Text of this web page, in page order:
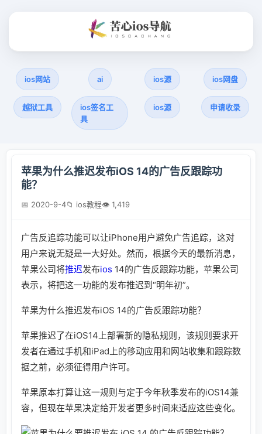
ios网站 ai ios源 ios网盘
越狱工具
ios签名工
具
ios源 申请收录
苹果为什么推迟发布iOS 14的广告反跟踪功
能？
📅 2020-9-4📁 ios教程👁 1,419
广告反追踪功能可以让iPhone用户避免广告追踪，这对
用户来说无疑是一大好处。然而，根据今天的最新消息，
苹果公司将推迟发布ios 14的广告反跟踪功能，苹果公司
表示，将把这一功能的发布推迟到“明年初”。
苹果为什么推迟发布iOS 14的广告反跟踪功能？
苹果推迟了在iOS14上部署新的隐私规则，该规则要求开
发者在通过手机和iPad上的移动应用和网站收集和跟踪数
据之前，必须征得用户许可。
苹果原本打算让这一规则与定于今年秋季发布的iOS14兼
容，但现在苹果决定给开发者更多时间来适应这些变化。